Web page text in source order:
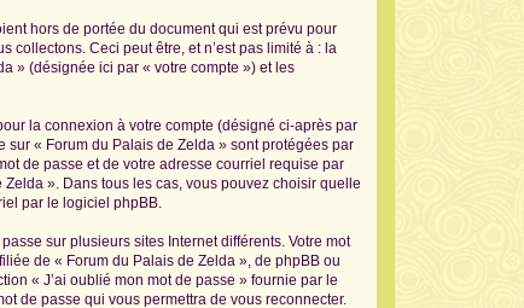
hors de portée du document qui est prévu pour
collectons. Ceci peut être, et n’est pas limité à : la
» (désignée ici par « votre compte ») et les
la connexion à votre compte (désigné ci-après par
« Forum du Palais de Zelda » sont protégées par
de passe et de votre adresse courriel requise par
». Dans tous les cas, vous pouvez choisir quelle
par le logiciel phpBB.
sur plusieurs sites Internet différents. Votre mot
de « Forum du Palais de Zelda », de phpBB ou
« J’ai oublié mon mot de passe » fournie par le
de passe qui vous permettra de vous reconnecter.